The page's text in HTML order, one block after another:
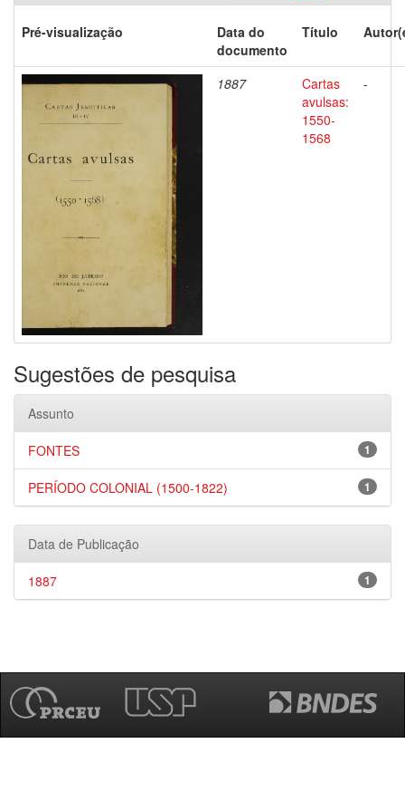
Pré-visualização
Data do
documento
Título
1887
Cartas
avulsas:
1550-
1568
-
Sugestões de pesquisa
Assunto
1
FONTES
1
PERÍODO COLONIAL (1500-1822)
Data de Publicação
1
1887